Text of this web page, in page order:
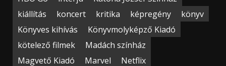
kiállítás
koncert kritika képregény
könyv
Könyves kihívás
Könyvmolyképző Kiadó
kötelező filmek
Madách színház
Magvető Kiadó
Marvel
Netflix